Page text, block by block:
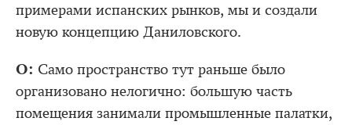
примерами испанских рынков, мы и создали
новую концепцию Даниловского.
О: Само пространство тут раньше было
организовано нелогично: большую часть
помещения занимали промышленные палатки,